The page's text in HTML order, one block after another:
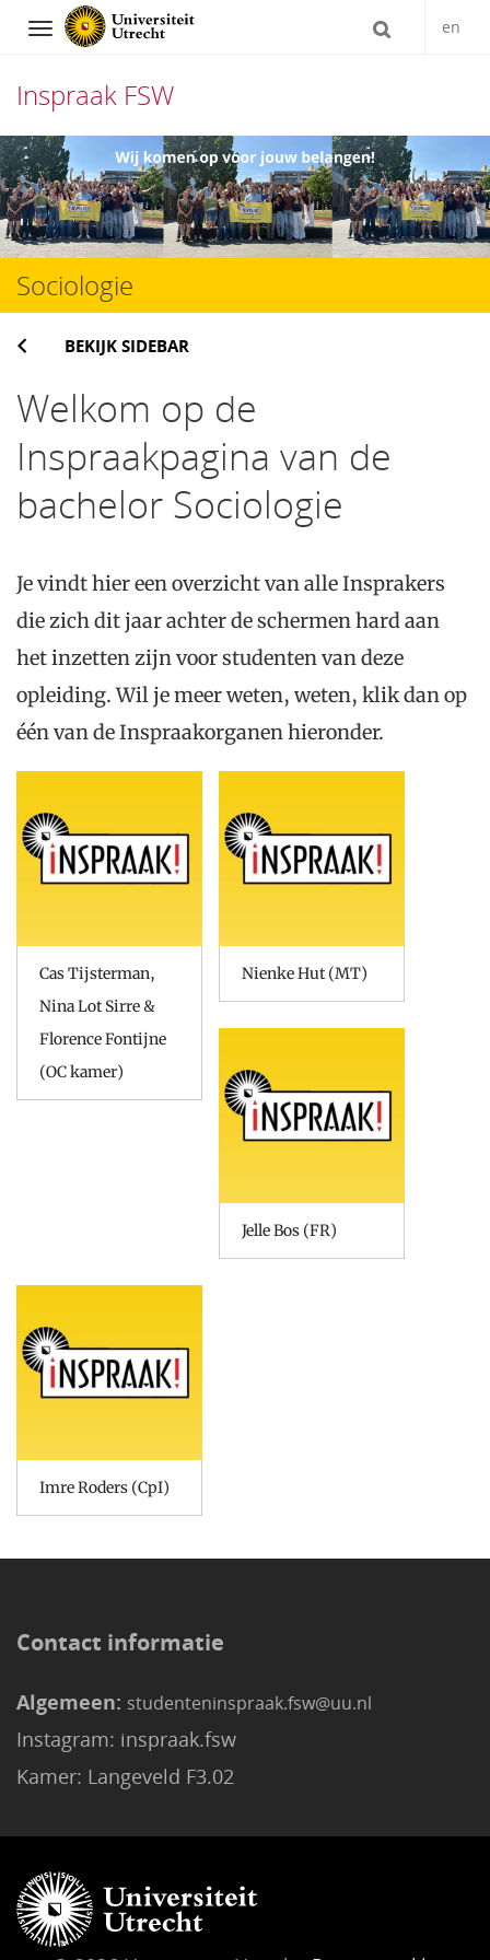
Navigation en
Inspraak FSW
Direct
naar
het
inhoud
Sociologie
BEKIJK SIDEBAR
Welkom op de
Inspraakpagina van de
bachelor Sociologie
Je vindt hier een overzicht van alle Insprakers
die zich dit jaar achter de schermen hard aan
het inzetten zijn voor studenten van deze
opleiding. Wil je meer weten, weten, klik dan op
één van de Inspraakorganen hieronder.
Cas Tijsterman,
Nina Lot Sirre &
Florence Fontijne
(OC kamer)
Nienke Hut (MT)
Jelle Bos (FR)
Imre Roders (CpI)
Contact informatie
Algemeen: studenteninspraak.fsw@uu.nl
Instagram: inspraak.fsw
Kamer: Langeveld F3.02